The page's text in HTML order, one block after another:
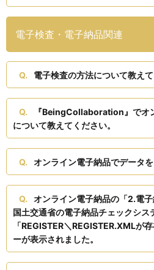
電子検査・電子納品関連
電子検査の方法について教えて
『BeingCollaboration』でオ
について教えてください。
オンライン電子納品でデータ
オンライン電子納品の「2.電子
国土交通省の電子納品チェックシス
「REGISTER＼REGISTER.XMLが
ーが表示されました。